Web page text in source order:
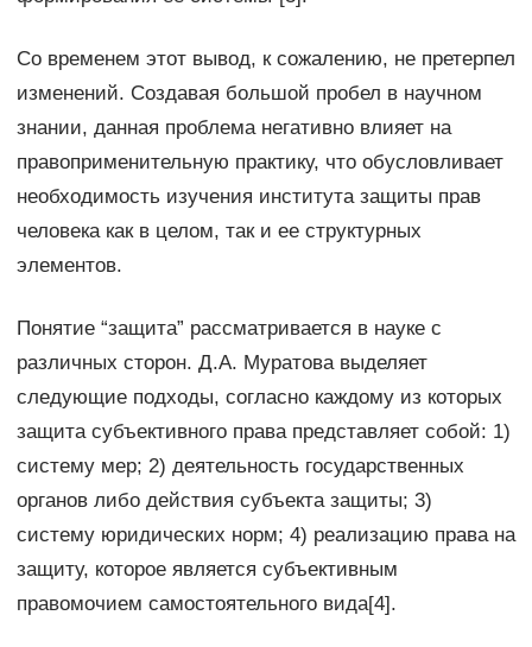
Со временем этот вывод, к сожалению, не претерпел
изменений. Создавая большой пробел в научном
знании, данная проблема негативно влияет на
правоприменительную практику, что обусловливает
необходимость изучения института защиты прав
человека как в целом, так и ее структурных
элементов.
Понятие “защита” рассматривается в науке с
различных сторон. Д.А. Муратова выделяет
следующие подходы, согласно каждому из которых
защита субъективного права представляет собой: 1)
систему мер; 2) деятельность государственных
органов либо действия субъекта защиты; 3)
систему юридических норм; 4) реализацию права на
защиту, которое является субъективным
правомочием самостоятельного вида[4].